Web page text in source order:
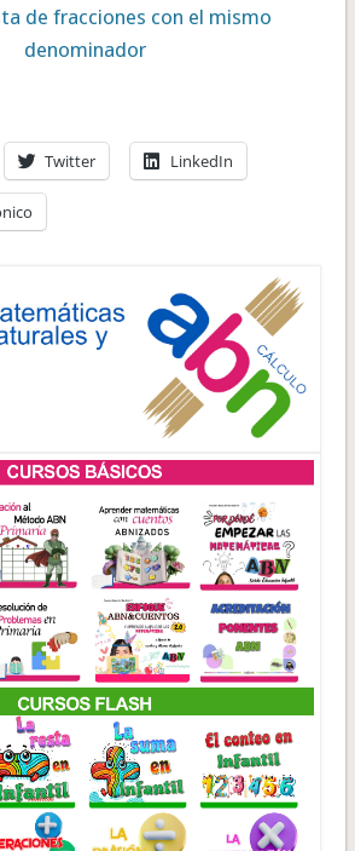
de fracciones con el mismo
denominador
Twitter LinkedIn